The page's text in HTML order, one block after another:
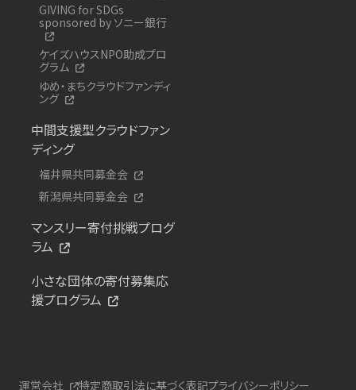
GIVING for SDGs
sponsored by ソニー銀行
ケイズハウスNPO助成プロ
グラム
ゆめ・まちクラウドファンディ
ング
中間支援型クラウドファン
ディング
福井県共同募金会
新潟県共同募金会
マンスリー寄付挑戦プログ
ラム
小さな団体の寄付募集応
援プログラム
運営会社 特定商取引法に基づく表記プライバシーポリシー